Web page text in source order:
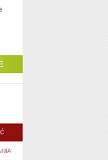
AKTUALNOŚCI